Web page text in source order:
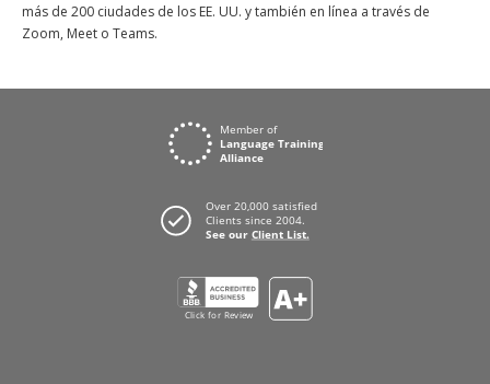
más de 200 ciudades de los EE. UU. y también en línea a través de
Zoom, Meet o Teams.